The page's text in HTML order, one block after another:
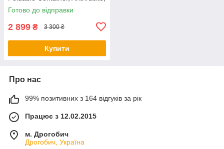
артикул 5H0061104
Готово до відправки
2 899 ₴ 3 300 ₴
Купити
Про нас
99% позитивних з 164 відгуків за рік
Працює з 12.02.2015
м. Дрогобич
Дрогобич, Україна